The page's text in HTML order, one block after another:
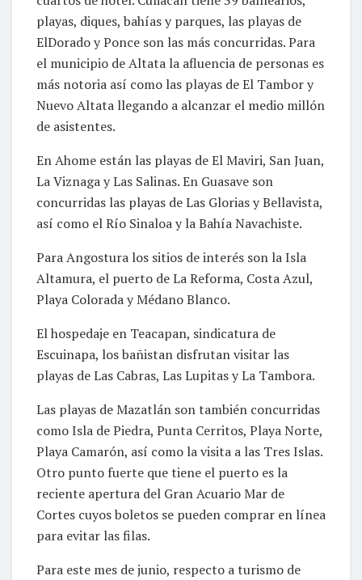
playas, diques, bahías y parques, las playas de
ElDorado y Ponce son las más concurridas. Para
el municipio de Altata la afluencia de personas es
más notoria así como las playas de El Tambor y
Nuevo Altata llegando a alcanzar el medio millón
de asistentes.
En Ahome están las playas de El Maviri, San Juan,
La Viznaga y Las Salinas. En Guasave son
concurridas las playas de Las Glorias y Bellavista,
así como el Río Sinaloa y la Bahía Navachiste.
Para Angostura los sitios de interés son la Isla
Altamura, el puerto de La Reforma, Costa Azul,
Playa Colorada y Médano Blanco.
El hospedaje en Teacapan, sindicatura de
Escuinapa, los bañistan disfrutan visitar las
playas de Las Cabras, Las Lupitas y La Tambora.
Las playas de Mazatlán son también concurridas
como Isla de Piedra, Punta Cerritos, Playa Norte,
Playa Camarón, así como la visita a las Tres Islas.
Otro punto fuerte que tiene el puerto es la
reciente apertura del Gran Acuario Mar de
Cortes cuyos boletos se pueden comprar en línea
para evitar las filas.
Para este mes de junio, respecto a turismo de